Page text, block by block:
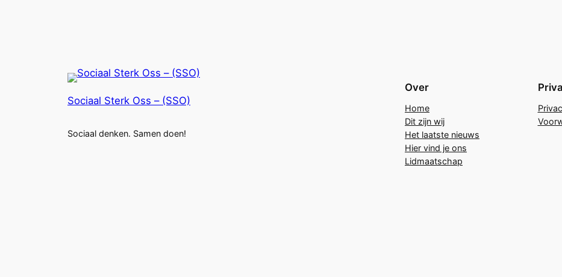
Sociaal Sterk Oss – (SSO)
Sociaal denken. Samen doen!
Over
Home
Dit zijn wij
Het laatste nieuws
Hier vind je ons
Lidmaatschap